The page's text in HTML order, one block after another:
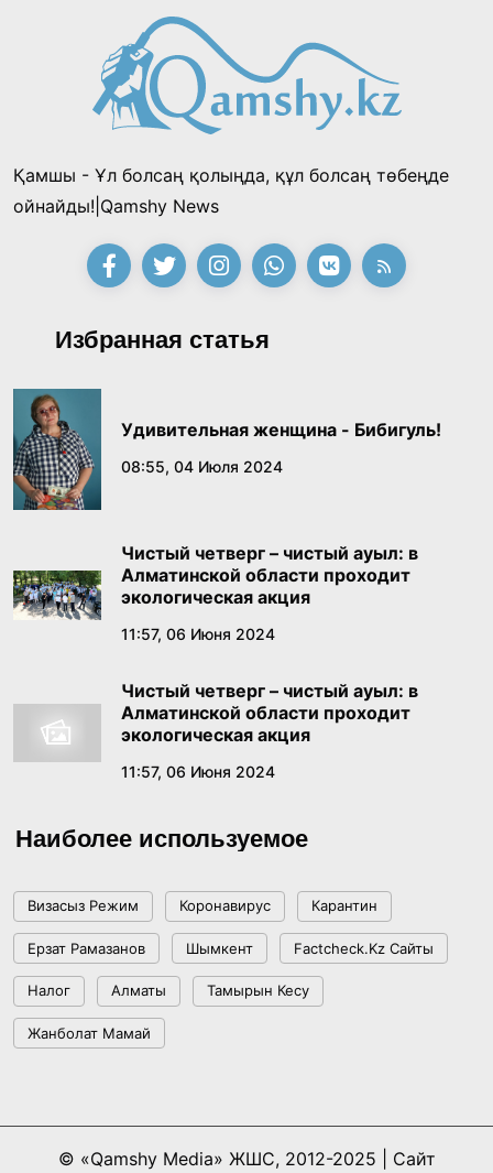
Қамшы - Ұл болсаң қолыңда, құл болсаң төбеңде
ойнайды!|Qamshy News
Избранная статья
Удивительная женщина - Бибигуль!
08:55, 04 Июля 2024
Чистый четверг – чистый ауыл: в
Алматинской области проходит
экологическая акция
11:57, 06 Июня 2024
Чистый четверг – чистый ауыл: в
Алматинской области проходит
экологическая акция
11:57, 06 Июня 2024
Наиболее используемое
Визасыз Режим Коронавирус Карантин
Ерзат Рамазанов Шымкент Factcheck.kz Сайты
Налог Алматы Тамырын Кесу
Жанболат Мамай
© «Qamshy Media» ЖШС, 2012-2025 | Сайт